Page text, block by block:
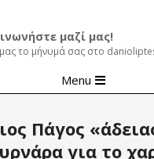
μαζί μας!
μας το μήνυμά σας στο
Menu
Πάγος
για το